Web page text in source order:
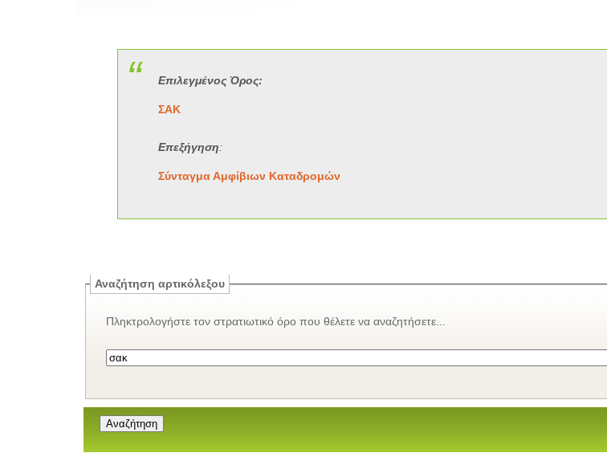
Επιλεγμένος Όρος:
ΣΑΚ
Επεξήγηση:
Σύνταγμα Αμφίβιων Καταδρομών
Αναζήτηση αρτικόλεξου
Πληκτρολογήστε τον στρατιωτικό όρο που θέλετε να αναζητήσετε...